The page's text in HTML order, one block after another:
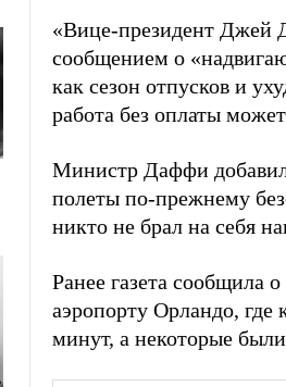
«Вице-президент Джей
сообщением о
как сезон отпусков и
работа без оплаты
Министр Даффи
полеты по-прежнему
никто не брал на себя
Ранее газета сообщила
аэропорту Орландо, где
минут, а некоторые